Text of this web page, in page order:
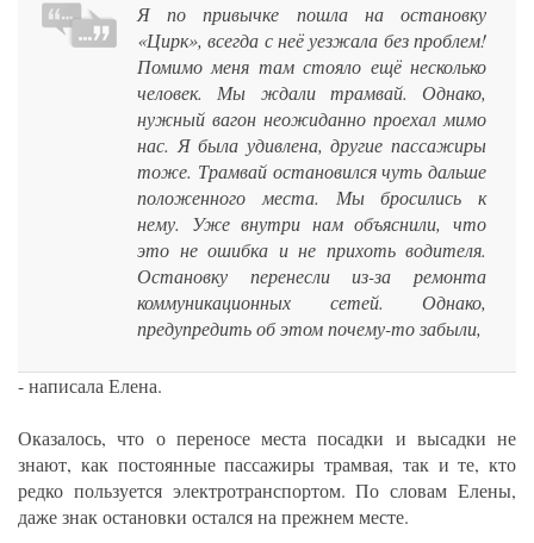
Я по привычке пошла на остановку
«Цирк», всегда с неё уезжала без проблем!
Помимо меня там стояло ещё несколько
человек. Мы ждали трамвай. Однако,
нужный вагон неожиданно проехал мимо
нас. Я была удивлена, другие пассажиры
тоже. Трамвай остановился чуть дальше
положенного места. Мы бросились к
нему. Уже внутри нам объяснили, что
это не ошибка и не прихоть водителя.
Остановку перенесли из-за ремонта
коммуникационных сетей. Однако,
предупредить об этом почему-то забыли,
- написала Елена.
Оказалось, что о переносе места посадки и высадки не
знают, как постоянные пассажиры трамвая, так и те, кто
редко пользуется электротранспортом. По словам Елены,
даже знак остановки остался на прежнем месте.